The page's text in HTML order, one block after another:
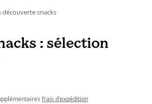
découverte snacks
: sélection
frais d'expédition